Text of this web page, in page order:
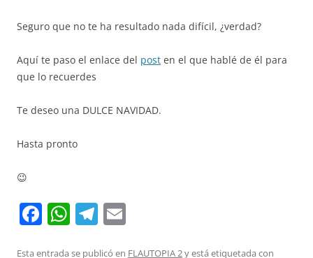
Seguro que no te ha resultado nada difícil, ¿verdad?
Aquí te paso el enlace del post en el que hablé de él para
que lo recuerdes
Te deseo una DULCE NAVIDAD.
Hasta pronto
😉
F W T
Esta entrada se publicó en FLAUTOPIA 2y está etiquetada con